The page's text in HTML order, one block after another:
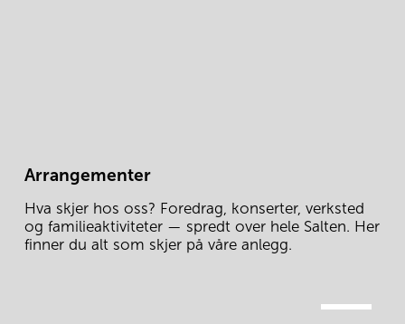
Arrangementer
Hva skjer hos oss? Foredrag, konserter, verksted
og familieaktiviteter — spredt over hele Salten. Her
finner du alt som skjer på våre anlegg.